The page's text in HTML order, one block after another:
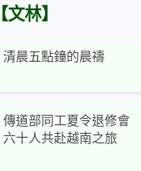
【文林】
清晨五點鐘的晨禱
傳道部同工夏令退修會
六十人共赴越南之旅